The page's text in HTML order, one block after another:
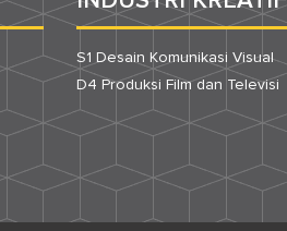
S1 Desain Komunikasi Visual
D4 Produksi Film dan Televisi